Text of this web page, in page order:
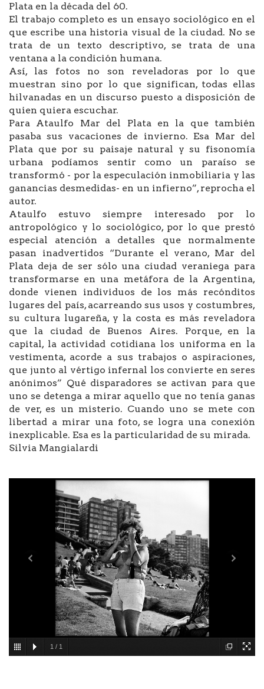
Plata en la década del 60.
El trabajo completo es un ensayo sociológico en el
que escribe una historia visual de la ciudad. No se
trata de un texto descriptivo, se trata de una
ventana a la condición humana.
Así, las fotos no son reveladoras por lo que
muestran sino por lo que significan, todas ellas
hilvanadas en un discurso puesto a disposición de
quien quiera escuchar.
Para Ataulfo Mar del Plata en la que también
pasaba sus vacaciones de invierno. Esa Mar del
Plata que por su paisaje natural y su fisonomía
urbana podíamos sentir como un paraíso se
transformó - por la especulación inmobiliaria y las
ganancias desmedidas- en un infierno”, reprocha el
autor.
Ataulfo estuvo siempre interesado por lo
antropológico y lo sociológico, por lo que prestó
especial atención a detalles que normalmente
pasan inadvertidos “Durante el verano, Mar del
Plata deja de ser sólo una ciudad veraniega para
transformarse en una metáfora de la Argentina,
donde vienen individuos de los más recónditos
lugares del país, acarreando sus usos y costumbres,
su cultura lugareña, y la costa es más reveladora
que la ciudad de Buenos Aires. Porque, en la
capital, la actividad cotidiana los uniforma en la
vestimenta, acorde a sus trabajos o aspiraciones,
que junto al vértigo infernal los convierte en seres
anónimos” Qué disparadores se activan para que
uno se detenga a mirar aquello que no tenía ganas
de ver, es un misterio. Cuando uno se mete con
libertad a mirar una foto, se logra una conexión
inexplicable. Esa es la particularidad de su mirada.
Silvia Mangialardi
1 / 1